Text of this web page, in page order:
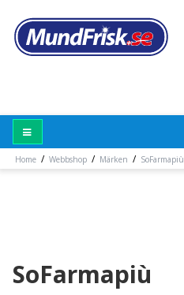
Home / Webbshop / Märken / SoFarmapiù
SoFarmapiù